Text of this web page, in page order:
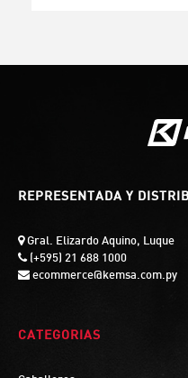
REPRESENTADA Y
Gral. Elizardo Aquino, Luque
(+595) 21 688 1000
ecommerce@kemsa.com.py
CATEGORIAS